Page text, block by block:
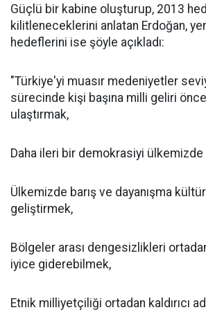
Güçlü bir kabine oluşturup, 2013
kilitleneceklerini anlatan Erdoğan,
hedeflerini ise şöyle açıkladı:
"Türkiye'yi muasır medeniyetler
sürecinde kişi başına milli geliri
ulaştırmak,
Daha ileri bir demokrasiyi
Ülkemizde barış ve dayanışma
geliştirmek,
Bölgeler arası dengesizlikleri
iyice giderebilmek,
Etnik milliyetçiliği ortadan kaldırıcı